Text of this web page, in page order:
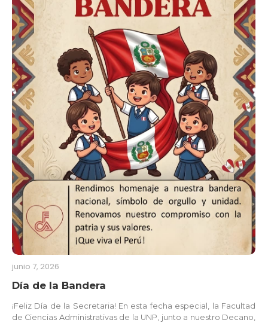
junio 7, 2026
Día de la Bandera
¡Feliz Día de la Secretaria! En esta fecha especial, la Facultad
de Ciencias Administrativas de la UNP, junto a nuestro Decano,